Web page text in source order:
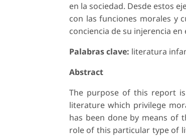
en la sociedad. Desde estos
con las funciones morales y
conciencia de su injerencia en
Palabras clave: literatura
Abstract
The purpose of this report
literature which privilege
has been done by means of
role of this particular type of